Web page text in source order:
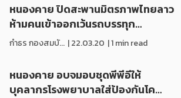
หนองคาย ปิดสะพานมิตรภาพไทยลาว
ห้ามคนเข้าออกเว้นรถบรรทุก…
กำธร กองสมบั... |22.03.20 | 1 min read
หนองคาย อบจมอบชุดพีพีอีให้
บุคลากรโรงพยาบาลใส่ป้องกันโค…